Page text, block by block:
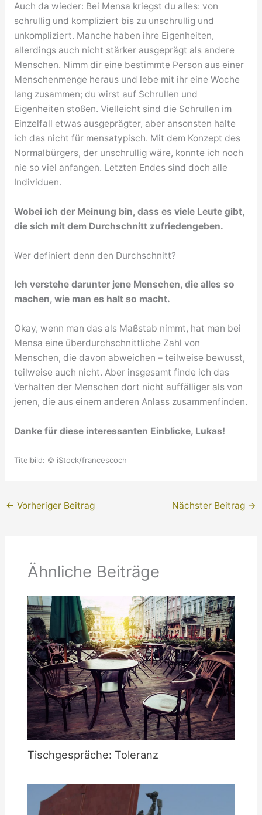
Auch da wieder: Bei Mensa kriegst du alles: von
schrullig und kompliziert bis zu unschrullig und
unkompliziert. Manche haben ihre Eigenheiten,
allerdings auch nicht stärker ausgeprägt als andere
Menschen. Nimm dir eine bestimmte Person aus einer
Menschenmenge heraus und lebe mit ihr eine Woche
lang zusammen; du wirst auf Schrullen und
Eigenheiten stoßen. Vielleicht sind die Schrullen im
Einzelfall etwas ausgeprägter, aber ansonsten halte
ich das nicht für mensatypisch. Mit dem Konzept des
Normalbürgers, der unschrullig wäre, konnte ich noch
nie so viel anfangen. Letzten Endes sind doch alle
Individuen.
Wobei ich der Meinung bin, dass es viele Leute gibt,
die sich mit dem Durchschnitt zufriedengeben.
Wer definiert denn den Durchschnitt?
Ich verstehe darunter jene Menschen, die alles so
machen, wie man es halt so macht.
Okay, wenn man das als Maßstab nimmt, hat man bei
Mensa eine überdurchschnittliche Zahl von
Menschen, die davon abweichen – teilweise bewusst,
teilweise auch nicht. Aber insgesamt finde ich das
Verhalten der Menschen dort nicht auffälliger als von
jenen, die aus einem anderen Anlass zusammenfinden.
Danke für diese interessanten Einblicke, Lukas!
Titelbild: © iStock/francescoch
← Vorheriger Beitrag Nächster Beitrag →
Ähnliche Beiträge
Tischgespräche: Toleranz